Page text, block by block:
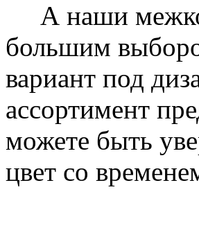
А наши
большим
вариант под
ассортимент
можете быть
цвет со